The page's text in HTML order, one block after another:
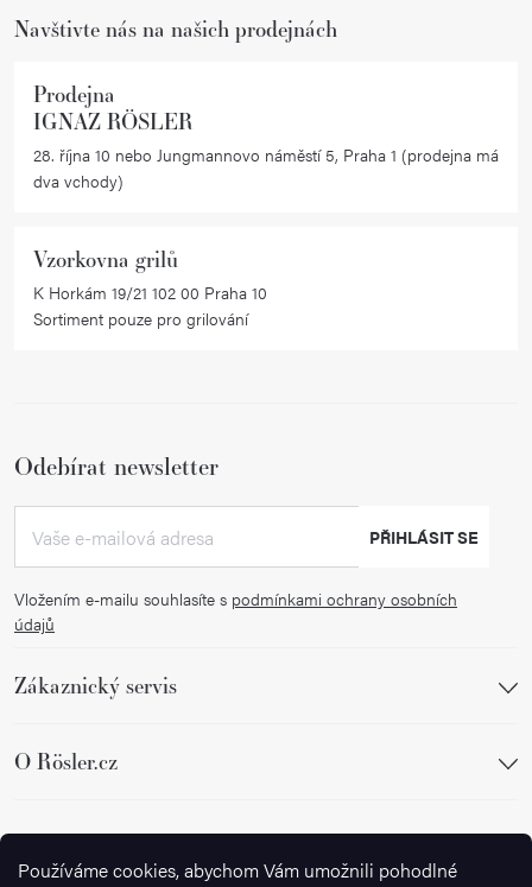
Používáme cookies, abychom Vám umožnili pohodlné
Navštivte nás na našich prodejnách
Prodejna
IGNAZ RÖSLER
28. října 10 nebo Jungmannovo náměstí 5, Praha 1 (prodejna má
dva vchody)
Vzorkovna grilů
K Horkám 19/21 102 00 Praha 10
Sortiment pouze pro grilování
Odebírat newsletter
Vložením e-mailu souhlasíte s podmínkami ochrany osobních
údajů
PŘIHLÁSIT SE
Zákaznický servis
O Rösler.cz
Sledujte nás